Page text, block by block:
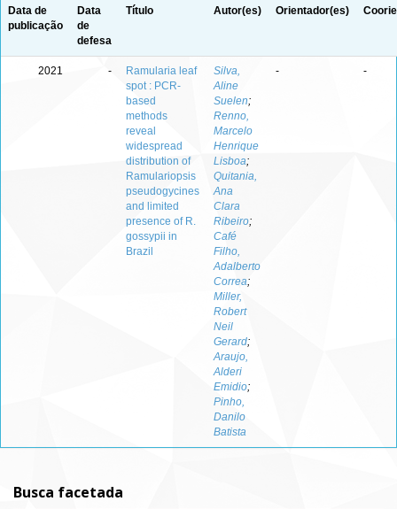
Data de
publicação
Data
de
defesa
Título Autor(es) Orientador(es)
2021 -
Ramularia leaf
spot : PCR-
based
methods
reveal
widespread
distribution of
Ramulariopsis
pseudogycines
and limited
presence of R.
gossypii in
Brazil
Silva,
Aline
Suelen;
Renno,
Marcelo
Henrique
Lisboa;
Quitania,
Ana
Clara
Ribeiro;
Café
Filho,
Adalberto
Correa;
Miller,
Robert
Neil
Gerard;
Araujo,
Alderi
Emidio;
Pinho,
Danilo
Batista
- -
Busca facetada